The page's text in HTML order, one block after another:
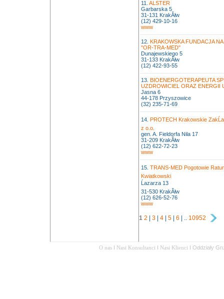
11. ALSTER
Garbarska 5
31-131 KrakĂłw
(12) 429-10-16
www
12. KRAKOWSKA FUNDACJA
"OR-TRA-MED"
Dunajewskiego 5
31-133 KrakĂłw
(12) 422-93-55
13. BIOENERGOTERAPEUTA
UZDROWICIEL ORAZ ENERGII
Jasna 6
44-178 Przyszowice
(32) 235-71-69
14. PROTECH Krakowskie
z o.o.
gen. A. Fieldorfa Nila 17
31-209 KrakĂłw
(12) 622-72-23
www
15. TRANS-MED Pogotowie
Kwiatkowski
Ĺazarza 13
31-530 KrakĂłw
(12) 626-52-76
www
1 2 | 3 | 4 | 5 | 6 | .. 10952
O nas I Nasi Konsultanci I Nasi Klienci I Oddziały